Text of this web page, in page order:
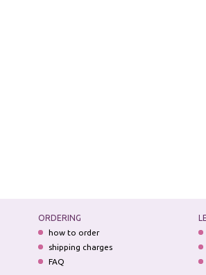
ORDERING
how to order
shipping charges
FAQ